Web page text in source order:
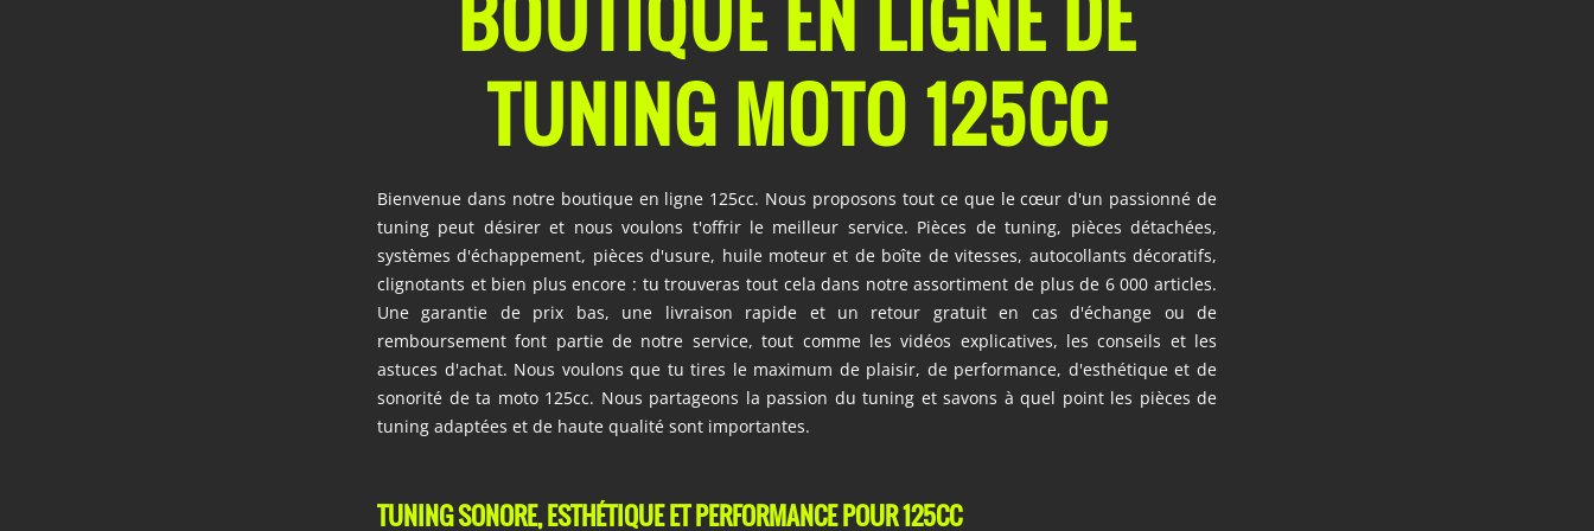
TUNING MOTO 125CC
Bienvenue dans notre boutique en ligne 125cc. Nous proposons tout ce que le cœur d'un passionné de
tuning peut désirer et nous voulons t'offrir le meilleur service. Pièces de tuning, pièces détachées,
systèmes d'échappement, pièces d'usure, huile moteur et de boîte de vitesses, autocollants décoratifs,
clignotants et bien plus encore : tu trouveras tout cela dans notre assortiment de plus de 6 000 articles.
Une garantie de prix bas, une livraison rapide et un retour gratuit en cas d'échange ou de
remboursement font partie de notre service, tout comme les vidéos explicatives, les conseils et les
astuces d'achat. Nous voulons que tu tires le maximum de plaisir, de performance, d'esthétique et de
sonorité de ta moto 125cc. Nous partageons la passion du tuning et savons à quel point les pièces de
tuning adaptées et de haute qualité sont importantes.
TUNING SONORE, ESTHÉTIQUE ET PERFORMANCE POUR 125CC